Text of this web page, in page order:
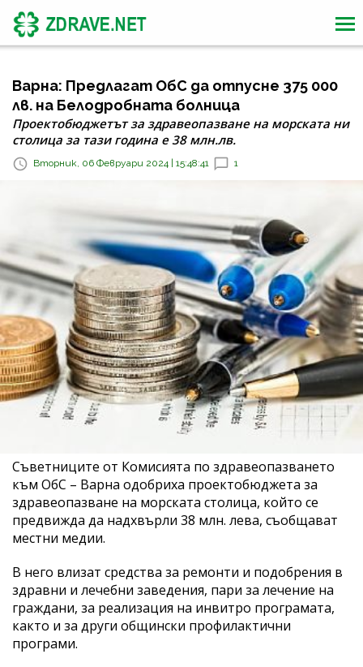
Варна: Предлагат ОбС да отпусне 375 000
лв. на Белодробната болница
Проектобюджетът за здравеопазване на морската ни
столица за тази година е 38 млн.лв.
Вторник, 06 Февруари 2024 | 15:48:41 1
Съветниците от Комисията по здравеопазването
към ОбС – Варна одобриха проектобюджета за
здравеопазване на морската столица, който се
предвижда да надхвърли 38 млн. лева, съобщават
местни медии.
В него влизат средства за ремонти и подобрения в
здравни и лечебни заведения, пари за лечение на
граждани, за реализация на инвитро програмата,
както и за други общински профилактични
програми.